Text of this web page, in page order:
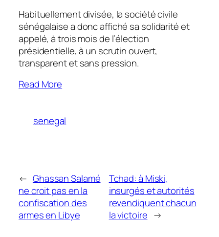
Habituellement divisée, la société civile
sénégalaise a donc affiché sa solidarité et
appelé, à trois mois de l’élection
présidentielle, à un scrutin ouvert,
transparent et sans pression.
Read More
senegal
← Ghassan Salamé
ne croit pas en la
confiscation des
armes en Libye
Tchad: à Miski,
insurgés et autorités
revendiquent chacun
la victoire →